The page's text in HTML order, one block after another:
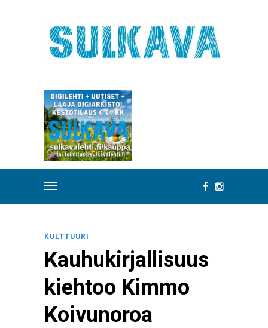
KULTTUURI
Kauhukirjallisuus
kiehtoo Kimmo
Koivunoroa